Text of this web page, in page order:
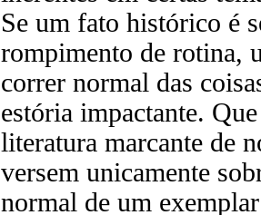
Se um fato histórico é
rompimento de rotina,
correr normal das
estória impactante.
literatura marcante de
versem unicamente
normal de um